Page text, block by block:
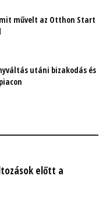
művelt az Otthon Start
utáni bizakodás és
vállalat
előtt a